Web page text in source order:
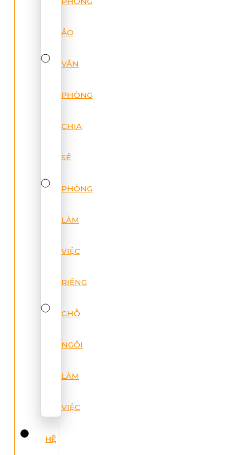
ẢO
VĂN
PHÒNG
CHIA
SẺ
PHÒNG
LÀM
VIỆC
RIÊNG
CHỖ
NGỒI
LÀM
VIỆC
HỆ